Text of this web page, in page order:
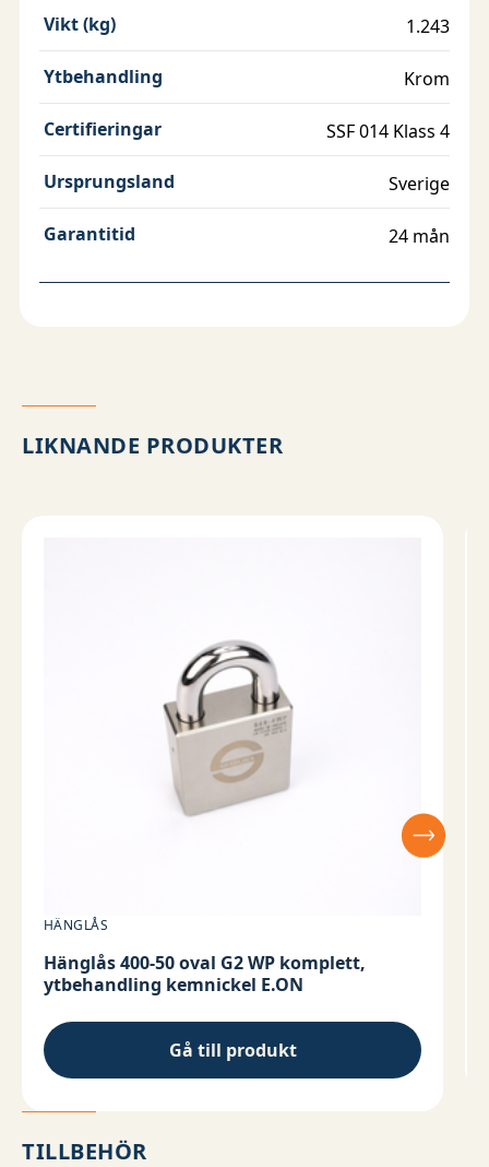
Vikt (kg) 1.243
Ytbehandling Krom
Certifieringar SSF 014 Klass 4
Ursprungsland Sverige
Garantitid 24 mån
LIKNANDE PRODUKTER
HÄNGLÅS
Hänglås 400-50 oval G2 WP komplett,
ytbehandling kemnickel E.ON
Gå till produkt
TILLBEHÖR